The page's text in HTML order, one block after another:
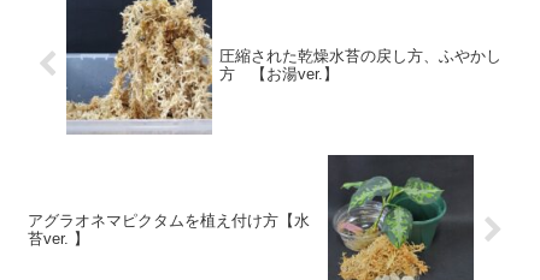
圧縮された乾燥水苔の戻し方、ふやかし
方 【お湯ver.】
アグラオネマピクタムを植え付け方【水
苔ver. 】